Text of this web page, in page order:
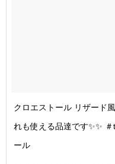
クロエストール リザード
れも使える品達です✨✨
ール